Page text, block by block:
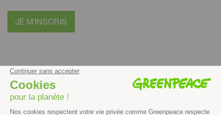
JE M'INSCRIS
instagramyoutube